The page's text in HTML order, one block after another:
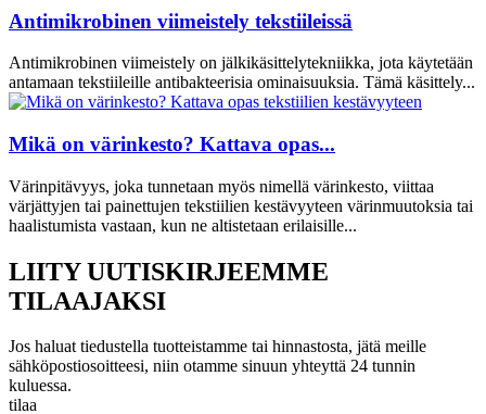
Antimikrobinen viimeistely tekstiileissä
Antimikrobinen viimeistely on jälkikäsittelytekniikka, jota käytetään
antamaan tekstiileille antibakteerisia ominaisuuksia. Tämä käsittely...
Mikä on värinkesto? Kattava opas...
Värinpitävyys, joka tunnetaan myös nimellä värinkesto, viittaa
värjättyjen tai painettujen tekstiilien kestävyyteen värinmuutoksia tai
haalistumista vastaan, kun ne altistetaan erilaisille...
LIITY UUTISKIRJEEMME
TILAAJAKSI
Jos haluat tiedustella tuotteistamme tai hinnastosta, jätä meille
sähköpostiosoitteesi, niin otamme sinuun yhteyttä 24 tunnin
kuluessa.
tilaa